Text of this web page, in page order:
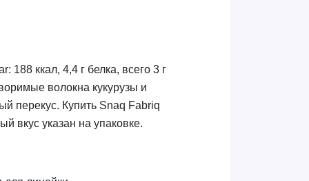
188 ккал, 4,4 г белка, всего 3 г
волокна кукурузы и
перекус. Купить Snaq Fabriq
вкус указан на упаковке.